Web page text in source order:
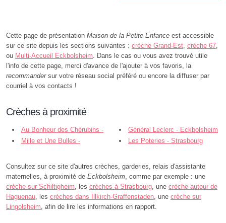
Cette page de présentation Maison de la Petite Enfance est accessible
sur ce site depuis les sections suivantes : crèche Grand-Est, crèche 67,
ou Multi-Accueil Eckbolsheim. Dans le cas ou vous avez trouvé utile
l'info de cette page, merci d'avance de l'ajouter à vos favoris, la
recommandersur votre réseau social préféré ou encore la diffuser par
courriel à vos contacts !
Crèches à proximité
Au Bonheur des Chérubins -
Eckbolsheim
Général Leclerc - Eckbolsheim
Mille et Une Bulles -
Les Poteries - Strasbourg
Consultez sur ce site d'autres crèches, garderies, relais d'assistante
maternelles, à proximité de Eckbolsheim, comme par exemple : une
crèche sur Schiltigheim, les crèches à Strasbourg, une crèche autour de
Haguenau, les crèches dans Illkirch-Graffenstaden, une crèche sur
Lingolsheim, afin de lire les informations en rapport.